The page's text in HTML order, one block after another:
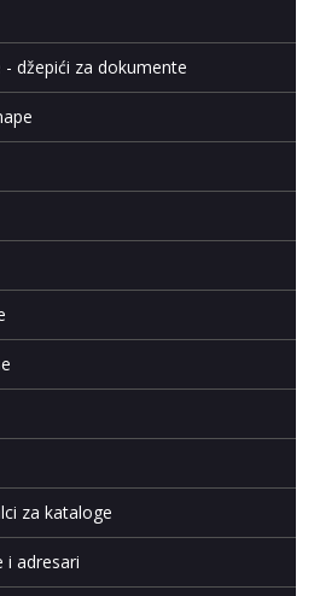
džepići za dokumente
za kataloge
i adresari